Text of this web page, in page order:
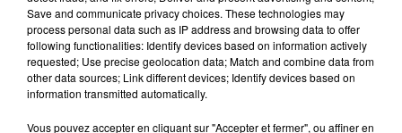
"La circulation sera perturbée pendant le grattage
de la chaussée, et les tronçons concernés seront
libérés au fur et à mesure de l'avancement"
souligne-t-on, en invitant, sur les zones traitées, à
La pose des enrobés, elle,
se fera à compter du mercredi 23 juillet, par
Save and communicate privacy choices. These technologies may
process personal data such as IP address and browsing data to offer
following functionalities: Identify devices based on information actively
requested; Use precise geolocation data; Match and combine data from
other data sources; Link different devices; Identify devices based on
information transmitted automatically.
Vous pouvez accepter en cliquant sur "Accepter et fermer", ou affiner en